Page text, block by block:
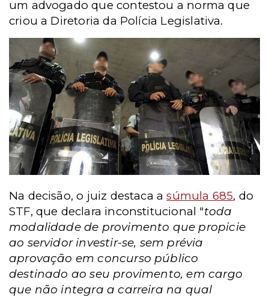
um advogado que contestou a norma que
criou a Diretoria da Polícia Legislativa.
Na decisão, o juiz destaca asúmula 685, do
STF, que declara inconstitucional "toda
modalidade de provimento que propicie
ao servidor investir-se, sem prévia
aprovação em concurso público
destinado ao seu provimento, em cargo
que não integra a carreira na qual